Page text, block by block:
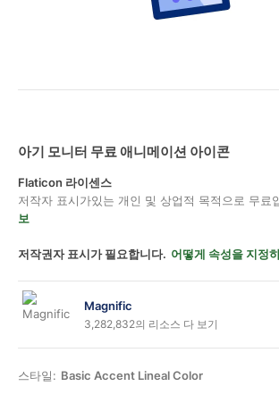
아기 모니터 무료 애니메이션 아이콘
Flaticon 라이센스
저작자 표시가있는 개인 및 상업적 목적으로 무료
보
저작권자 표시가 필요합니다. 어떻게 속성을 지정
Magnific
3,282,832의 리소스 다 보기
스타일: Basic Accent Lineal Color